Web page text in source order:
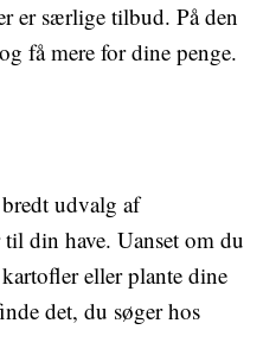
er særlige tilbud. På den
få mere for dine penge.
udvalg af
din have. Uanset om du
eller plante dine
det, du søger hos